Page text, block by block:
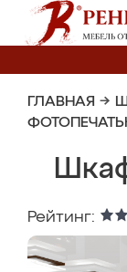
ГЛАВНАЯ →
Рейтинг: